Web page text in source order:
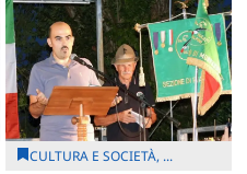
CULTURA E SOCIETÀ, ...